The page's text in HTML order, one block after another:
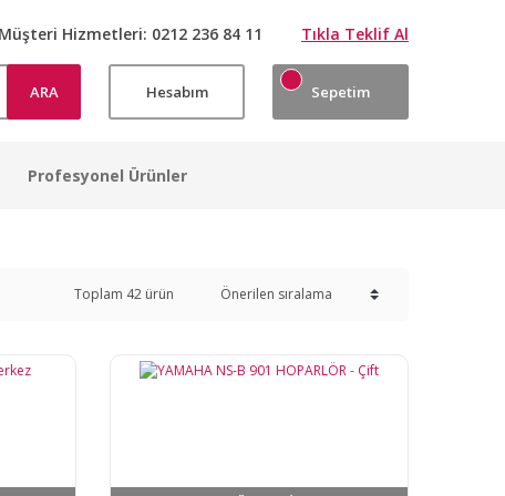
Müşteri Hizmetleri: 0212 236 84 11 Tıkla Teklif Al
ARA Hesabım Sepetim
Profesyonel Ürünler
Toplam 42 ürün